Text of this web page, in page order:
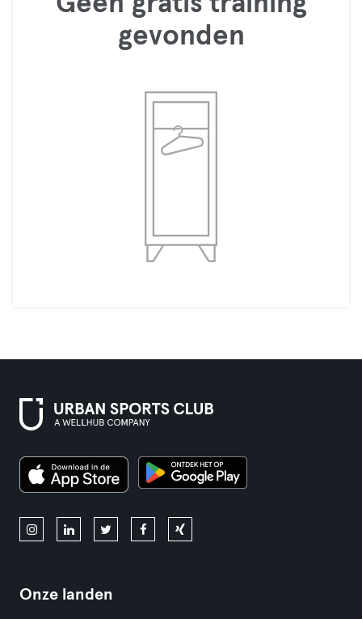
gevonden
Onze landen